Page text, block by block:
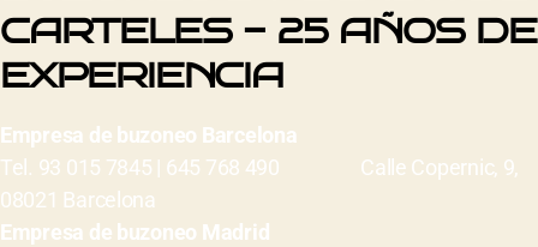
CARTELES - 25 AÑOS DE
EXPERIENCIA
Empresa de buzoneo Barcelona
Tel. 93 015 7845 | 645 768 490 Calle Copernic, 9,
08021 Barcelona
Empresa de buzoneo Madrid